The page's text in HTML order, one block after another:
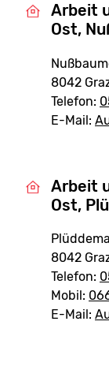
Arbeit
Ost,
8042
Telefon:
E-Mail:
Arbeit
Ost,
8042
Telefon:
Mobil:
E-Mail: